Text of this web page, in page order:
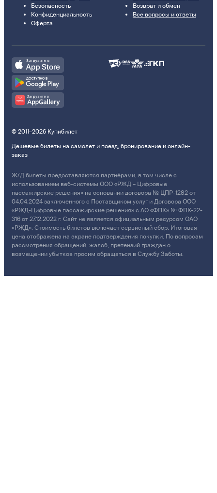
Безопасность
Конфиденциальность
Оферта
Возврат и обмен
Все вопросы и ответы
© 2011–2026 Купибилет
Дешевые билеты на самолет и поезд, бронирование и онлайн-
заказ
Ж/Д билеты предоставляются партнёрами, в том числе с
использованием веб-системы ООО «РЖД – Цифровые
пассажирские решения» на основании договора № ЦПР-1282 от
04.04.2024 заключенного с Поставщиком услуг и Договора ООО
«РЖД-Цифровые пассажирские решения» с АО «ФПК» № ФПК-22-
316 от 27.12.2022 г. Сайт не является официальным ресурсом ОАО
«РЖД». Стоимость билетов включает сервисный сбор. Итоговая
цена отображена на экране подтверждения покупки. По вопросам
рассмотрения обращений, жалоб, претензий граждан о
возмещении убытков просим обращаться в Службу Заботы.